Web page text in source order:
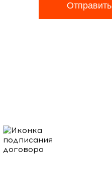
Отправить